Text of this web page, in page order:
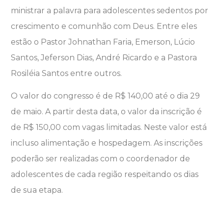
ministrar a palavra para adolescentes sedentos por
crescimento e comunhão com Deus. Entre eles
estão o Pastor Johnathan Faria, Emerson, Lúcio
Santos, Jeferson Dias, André Ricardo e a Pastora
Rosiléia Santos entre outros.
O valor do congresso é de R$ 140,00 até o dia 29
de maio. A partir desta data, o valor da inscrição é
de R$ 150,00 com vagas limitadas. Neste valor está
incluso alimentação e hospedagem. As inscrições
poderão ser realizadas com o coordenador de
adolescentes de cada região respeitando os dias
de sua etapa.